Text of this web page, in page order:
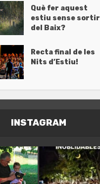
Què fer aquest
estiu sense sortir
del Baix?
Recta final de les
Nits d’Estiu!
INSTAGRAM